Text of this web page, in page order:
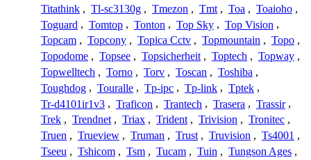
Titathink , Tl-sc3130g , Tmezon , Tmt , Toa , Toaioho ,
Toguard , Tomtop , Tonton , Top Sky , Top Vision ,
Topcam , Topcony , Topica Cctv , Topmountain , Topo ,
Topodome , Topsee , Topsicherheit , Toptech , Topway ,
Topwelltech , Torno , Torv , Toscan , Toshiba ,
Toughdog , Touralle , Tp-ipc , Tp-link , Tptek ,
Tr-d4101ir1v3 , Traficon , Trantech , Trasera , Trassir ,
Trek , Trendnet , Triax , Trident , Trivision , Tronitec ,
Truen , Trueview , Truman , Trust , Truvision , Ts4001 ,
Tseeu , Tshicom , Tsm , Tucam , Tuin , Tungson Ages ,